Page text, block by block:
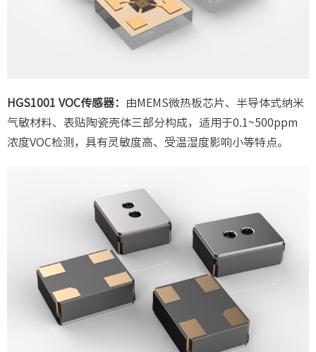
HGS1001 VOC传感器：
由MEMS微热板芯片、半导体式纳米
气敏材料、表贴陶瓷壳体三部分构成，适用于0.1~500ppm
浓度VOC检测，具有灵敏度高、受温湿度影响小等特点。